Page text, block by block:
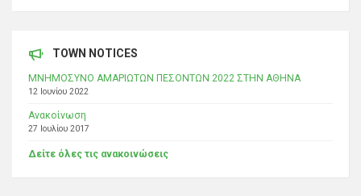
TOWN NOTICES
ΜΝΗΜΟΣΥΝΟ ΑΜΑΡΙΩΤΩΝ ΠΕΣΟΝΤΩΝ 2022 ΣΤΗΝ ΑΘΗΝΑ
12 Ιουνίου 2022
Ανακοίνωση
27 Ιουλίου 2017
Δείτε όλες τις ανακοινώσεις